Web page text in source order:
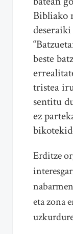
Bibliako
beste
tristea
sentitu
ez
Erditze
eta zona